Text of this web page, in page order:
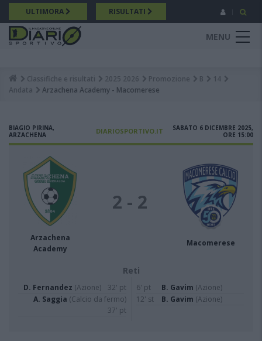
Salta
al
contenuto
principale
ULTIMORA RISULTATI
MENU
Breadcrumb
Classifiche e risultati 2025 2026 Promozione B
14
Andata
Arzachena Academy - Macomerese
BIAGIO PIRINA,
ARZACHENA
DIARIOSPORTIVO.IT
SABATO 6 DICEMBRE 2025,
ORE 15:00
Arzachena
Academy
2 - 2
Macomerese
Reti
D. Fernandez (Azione)
32' pt
A. Saggia (Calcio da fermo)
37' pt
6' pt B. Gavim (Azione)
12' st
B. Gavim (Azione)